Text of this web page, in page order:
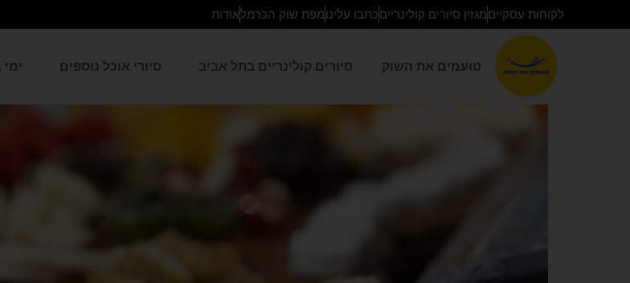
לקוחות עסקייםמגזין סיורים קולינרייםכתבו עלינומפת שוק הכרמלאודות
טועמים את השוק סיורים קולינריים בתל אביב סיורי אוכל נוספים ימי